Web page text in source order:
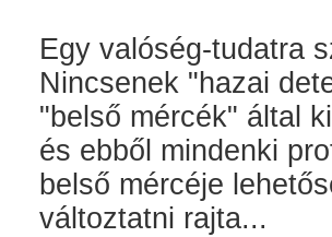
Egy valóség-tudatra
Nincsenek "hazai
"belső mércék" által
és ebből mindenki
belső mércéje
változtatni rajta...